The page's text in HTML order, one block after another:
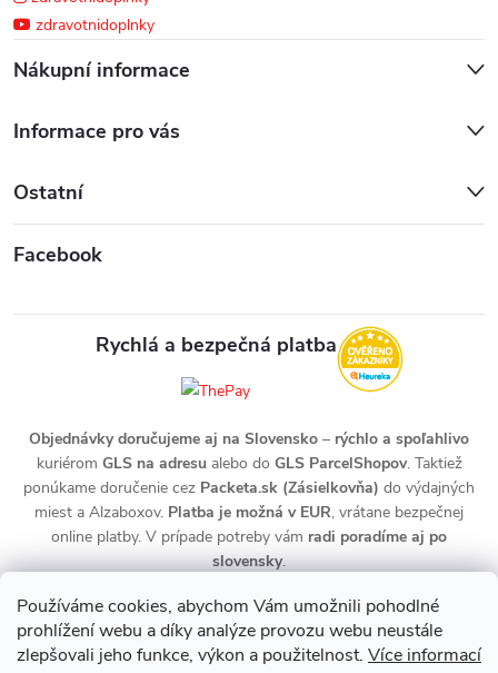
Používáme cookies, abychom Vám umožnili pohodlné
prohlížení webu a díky analýze provozu webu neustále
zlepšovali jeho funkce, výkon a použitelnost. Více informací
zdravotnidoplnky
Nákupní informace
Informace pro vás
Ostatní
Facebook
Rychlá a bezpečná platba
Objednávky doručujeme aj na Slovensko – rýchlo a spoľahlivo
kuriérom GLS na adresualebo do GLS ParcelShopov. Taktiež
ponúkame doručenie cez Packeta.sk (Zásielkovňa) do výdajných
miest a Alzaboxov. Platba je možná v EUR, vrátane bezpečnej
online platby. V prípade potreby vám radi poradíme aj po
slovensky.